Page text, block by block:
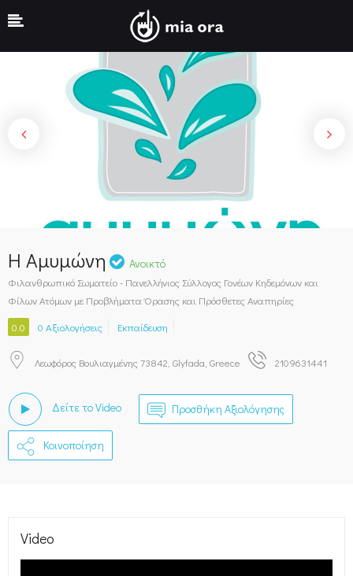
Show Sidebar
Η Αμυμώνη Ανοικτό
Φιλανθρωπικό Σωματείο - Πανελλήνιος Σύλλογος Γονέων Κηδεμόνων και
Φίλων Ατόμων με Προβλήματα Όρασης και Πρόσθετες Αναπηρίες
0.0
0 Αξιολογήσεις Εκπαίδευση
Λεωφόρος Βουλιαγμένης 73842, Glyfada, Greece 2109631441
Δείτε το Video Προσθήκη Αξιολόγησης
Κοινοποίηση
Video